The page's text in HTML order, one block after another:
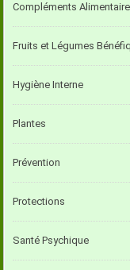
Compléments
Fruits et Légumes
Hygiène Interne
Plantes
Prévention
Protections
Santé Psychique